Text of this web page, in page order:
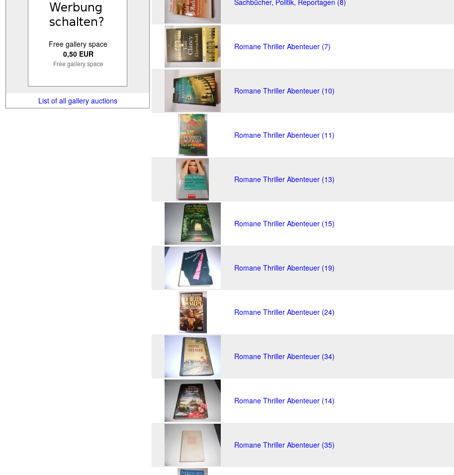
Free gallery space
0,50 EUR
Free gallery space
List of all gallery auctions
Sachbücher, Politik, Reportagen (8)
Romane Thriller Abenteuer (7)
Romane Thriller Abenteuer (10)
Romane Thriller Abenteuer (11)
Romane Thriller Abenteuer (13)
Romane Thriller Abenteuer (15)
Romane Thriller Abenteuer (19)
Romane Thriller Abenteuer (24)
Romane Thriller Abenteuer (34)
Romane Thriller Abenteuer (14)
Romane Thriller Abenteuer (35)